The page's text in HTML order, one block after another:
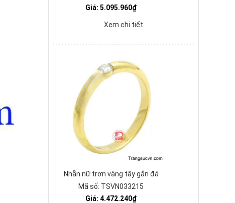
Giá: 5.095.960₫
Xem chi tiết
Nhẫn nữ trơn vàng tây gắn đá
Mã số: TSVN033215
Giá: 4.472.240₫